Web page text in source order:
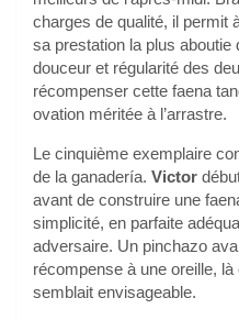
charges de qualité, il permit
sa prestation la plus
douceur et régularité des
récompenser cette faena
ovation méritée à l’arrastre.
Le cinquième exemplaire
de la ganadería. Victor
avant de construire une
simplicité, en parfaite
adversaire. Un pinchazo
récompense à une oreille,
semblait envisageable.